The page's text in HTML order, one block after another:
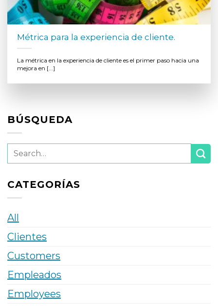
Métrica para la experiencia de cliente.
La métrica en la experiencia de cliente es el primer paso hacia una
mejora en [...]
BÚSQUEDA
CATEGORÍAS
All
Clientes
Customers
Empleados
Employees